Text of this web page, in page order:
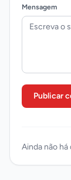
Mensagem
Publicar
Ainda não